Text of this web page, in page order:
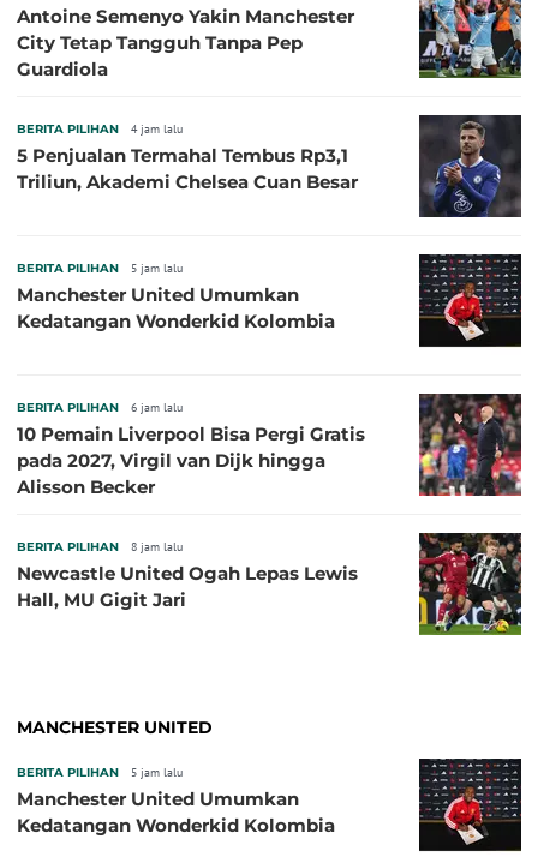
Antoine Semenyo Yakin Manchester
City Tetap Tangguh Tanpa Pep
Guardiola
BERITA PILIHAN 4 jam lalu
5 Penjualan Termahal Tembus Rp3,1
Triliun, Akademi Chelsea Cuan Besar
BERITA PILIHAN 5 jam lalu
Manchester United Umumkan
Kedatangan Wonderkid Kolombia
BERITA PILIHAN 6 jam lalu
10 Pemain Liverpool Bisa Pergi Gratis
pada 2027, Virgil van Dijk hingga
Alisson Becker
BERITA PILIHAN 8 jam lalu
Newcastle United Ogah Lepas Lewis
Hall, MU Gigit Jari
MANCHESTER UNITED
BERITA PILIHAN 5 jam lalu
Manchester United Umumkan
Kedatangan Wonderkid Kolombia